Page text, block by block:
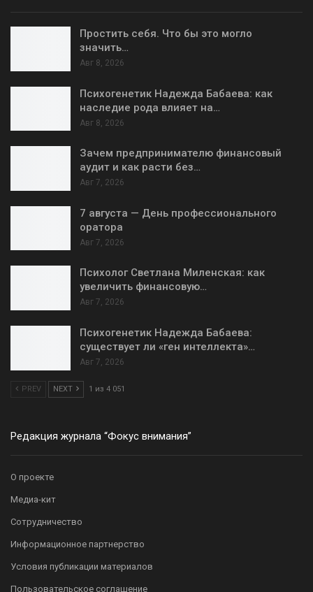
Простить себя. Что бы это могло
значить…
Авг 8, 2026
Психогенетик Надежда Бабаева: как
наследие рода влияет на…
Авг 8, 2026
Зачем предпринимателю финансовый
аудит и как расти без…
Авг 7, 2026
7 августа — День профессионального
оратора
Авг 7, 2026
Психолог Светлана Миленская: как
увеличить финансовую…
Авг 7, 2026
Психогенетик Надежда Бабаева:
существует ли «ген интеллекта»…
Авг 7, 2026
PREV NEXT 1 из 4 051
Редакция журнала “Фокус внимания”
О проекте
Медиа-кит
Сотрудничество
Информационное партнерство
Условия публикации материалов
Пользовательское соглашение